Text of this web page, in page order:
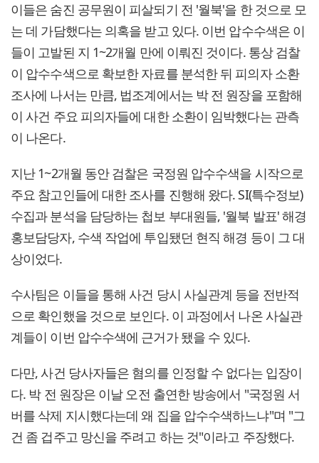
이들은 숨진 공무원이 피살되기 전 '월북'을 한 것으로 모
는 데 가담했다는 의혹을 받고 있다. 이번 압수수색은 이
들이 고발된 지 1~2개월 만에 이뤄진 것이다. 통상 검찰
이 압수수색으로 확보한 자료를 분석한 뒤 피의자 소환
조사에 나서는 만큼, 법조계에서는 박 전 원장을 포함해
이 사건 주요 피의자들에 대한 소환이 임박했다는 관측
이 나온다.
지난 1~2개월 동안 검찰은 국정원 압수수색을 시작으로
주요 참고인들에 대한 조사를 진행해 왔다. SI(특수정보)
수집과 분석을 담당하는 첩보 부대원들, '월북 발표' 해경
홍보담당자, 수색 작업에 투입됐던 현직 해경 등이 그 대
상이었다.
수사팀은 이들을 통해 사건 당시 사실관계 등을 전반적
으로 확인했을 것으로 보인다. 이 과정에서 나온 사실관
계들이 이번 압수수색에 근거가 됐을 수 있다.
다만, 사건 당사자들은 혐의를 인정할 수 없다는 입장이
다. 박 전 원장은 이날 오전 출연한 방송에서 "국정원 서
버를 삭제 지시했다는데 왜 집을 압수수색하느냐"며 "그
건 좀 겁주고 망신을 주려고 하는 것"이라고 주장했다.